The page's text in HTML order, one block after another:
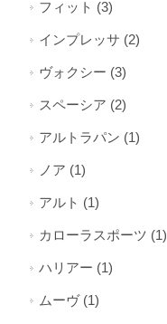
フィット (3)
インプレッサ (2)
ヴォクシー (3)
スペーシア (2)
アルトラパン (1)
ノア (1)
アルト (1)
カローラスポーツ (1)
ハリアー (1)
ムーヴ (1)